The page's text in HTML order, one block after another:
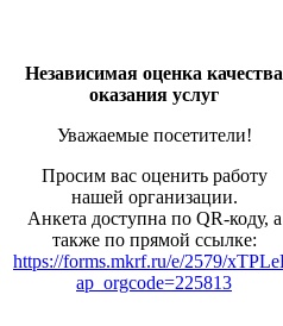
Независимая оценка качества
оказания услуг
Уважаемые посетители!
Просим вас оценить работу
нашей организации.
Анкета доступна по QR-коду, а
также по прямой ссылке:
https://forms.mkrf.ru/e/2579/
ap_orgcode=225813